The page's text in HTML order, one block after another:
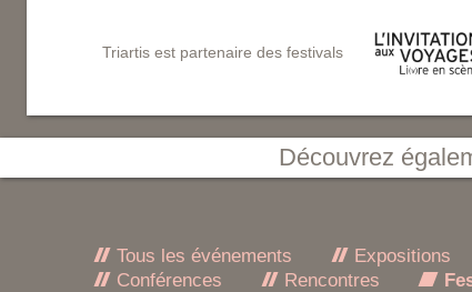
Triartis est partenaire des festivals
Découvrez
Tous les événements Expositions
Conférences
Rencontres